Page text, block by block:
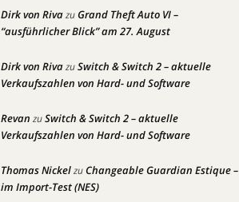
Dirk von RivazuGrand Theft Auto VI –
“ausführlicher Blick” am 27. August
Dirk von RivazuSwitch & Switch 2 – aktuelle
Verkaufszahlen von Hard- und Software
Revan zuSwitch & Switch 2 – aktuelle
Verkaufszahlen von Hard- und Software
Thomas NickelzuChangeable Guardian Estique –
im Import-Test (NES)